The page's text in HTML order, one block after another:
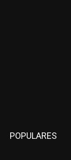
POPULARES